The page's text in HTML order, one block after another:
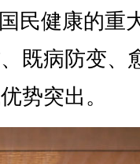
民健康的重
既病防变、
势突出。